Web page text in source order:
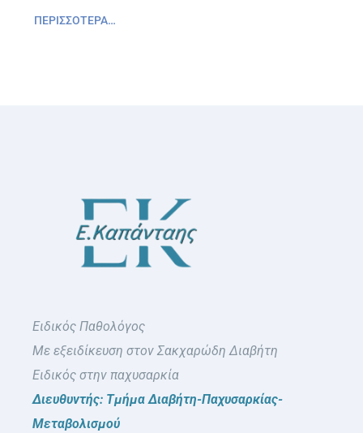
ΠΕΡΙΣΣΌΤΕΡΑ…
Ειδικός Παθολόγος
Με εξειδίκευση στον Σακχαρώδη Διαβήτη
Ειδικός στην παχυσαρκία
Διευθυντής: Τμήμα Διαβήτη-Παχυσαρκίας-
Μεταβολισμού